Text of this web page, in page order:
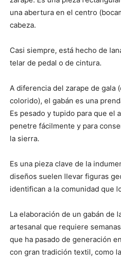
una abertura en el centro
cabeza.
Casi siempre, está hecho de
telar de pedal o de cintura.
A diferencia del zarape de gala
colorido), el gabán es una
Es pesado y tupido para que el
penetre fácilmente y para
la sierra.
Es una pieza clave de la
diseños suelen llevar figuras
identifican a la comunidad que
La elaboración de un gabán de
artesanal que requiere
que ha pasado de generación
con gran tradición textil, como